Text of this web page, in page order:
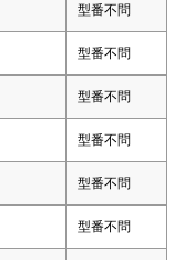
型番不問
型番不問
型番不問
型番不問
型番不問
型番不問